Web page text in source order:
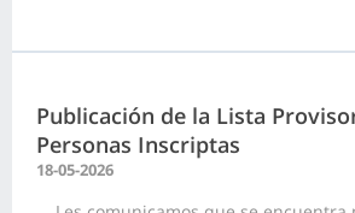
Publicación de la Lista
Personas Inscriptas
18-05-2026